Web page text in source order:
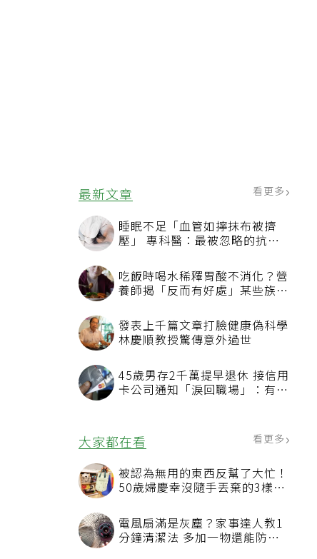
最新文章 看更多
睡眠不足「血管如擰抹布被擠
壓」 專科醫：最被忽略的抗老
吃飯時喝水稀釋胃酸不消化？營
養師揭「反而有好處」某些族群
發表上千篇文章打臉健康偽科學
林慶順教授驚傳意外過世
45歲男存2千萬提早退休 接信用
卡公司通知「淚回職場」：有錢
大家都在看
被認為無用的東西反幫了大忙！
50歲婦慶幸沒隨手丟棄的3樣物
電風扇滿是灰塵？家事達人教1